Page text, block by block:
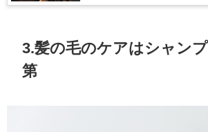
3.髪の毛のケアはシャン
第